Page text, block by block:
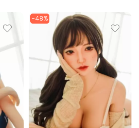
-48%